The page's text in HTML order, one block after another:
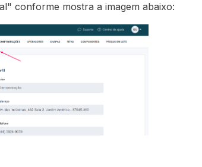
conforme mostra a imagem abaixo: